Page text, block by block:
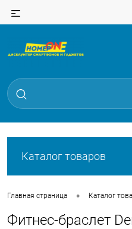
Каталог товаров
Главная страница • Каталог
Фитнес-браслет
Для клиентов всех банков
Разбейте
без переплат
Сегодня